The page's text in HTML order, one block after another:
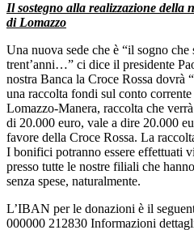
Il sostegno alla realizzazione della
di Lomazzo
Una nuova sede che è “il sogno
trent’anni…” ci dice il presidente
nostra Banca la Croce Rossa dovrà
una raccolta fondi sul conto
Lomazzo-Manera, raccolta che
di 20.000 euro, vale a dire 20.000
favore della Croce Rossa. La
I bonifici potranno essere effettuati
presso tutte le nostre filiali che
senza spese, naturalmente.
L’IBAN per le donazioni è il
000000 212830 Informazioni